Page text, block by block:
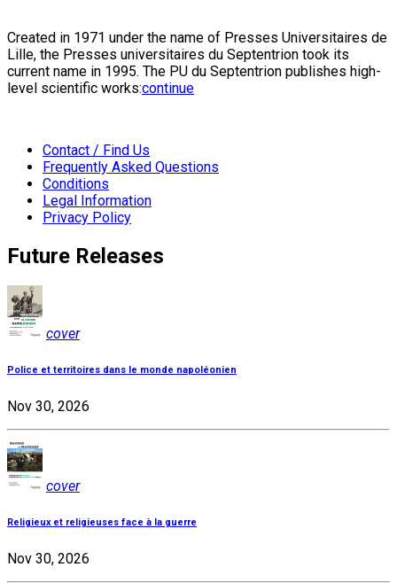
Created in 1971 under the name of Presses Universitaires de
Lille, the Presses universitaires du Septentrion took its
current name in 1995. The PU du Septentrion publishes high-
level scientific works:continue
Contact / Find Us
Frequently Asked Questions
Conditions
Legal Information
Privacy Policy
Future Releases
cover
Police et territoires dans le monde napoléonien
Nov 30, 2026
cover
Religieux et religieuses face à la guerre
Nov 30, 2026